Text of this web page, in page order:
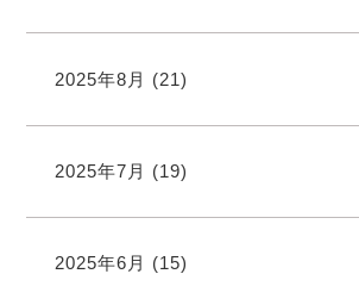
2025年8月 (21)
2025年7月 (19)
2025年6月 (15)